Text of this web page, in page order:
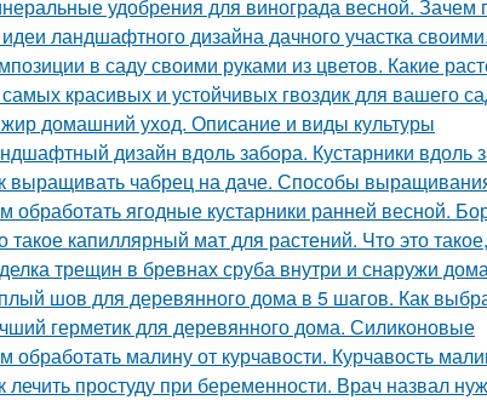
удобрения для винограда весной. Зачем
ландшафтного дизайна дачного участка
в саду своими руками из цветов. Какие
красивых и устойчивых гвоздик для вашего
домашний уход. Описание и виды культуры
дизайн вдоль забора. Кустарники вдоль
выращивать чабрец на даче. Способы
обработать ягодные кустарники ранней весной.
такое капиллярный мат для растений. Что это
трещин в бревнах сруба внутри и снаружи
шов для деревянного дома в 5 шагов. Как
герметик для деревянного дома. Силиконовые
обработать малину от курчавости. Курчавость
лечить простуду при беременности. Врач назвал